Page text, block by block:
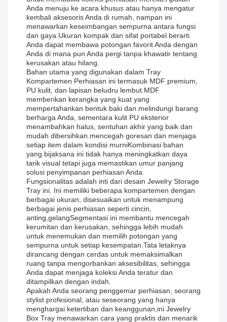
Anda menuju ke acara khusus atau hanya mengatur
kembali aksesoris Anda di rumah, nampan ini
menawarkan keseimbangan sempurna antara fungsi
dan gaya.Ukuran kompak dan sifat portabel berarti
Anda dapat membawa potongan favorit Anda dengan
Anda di mana pun Anda pergi tanpa khawatir tentang
kerusakan atau hilang.
Bahan utama yang digunakan dalam Tray
Kompartemen Perhiasan ini termasuk MDF premium,
PU kulit, dan lapisan beludru lembut.MDF
memberikan kerangka yang kuat yang
mempertahankan bentuk baki dan melindungi barang
berharga Anda, sementara kulit PU eksterior
menambahkan halus, sentuhan akhir yang baik dan
mudah dibersihkan.mencegah goresan dan menjaga
setiap item dalam kondisi murniKombinasi bahan
yang bijaksana ini tidak hanya meningkatkan daya
tarik visual tetapi juga memastikan umur panjang
solusi penyimpanan perhiasan Anda.
Fungsionalitas adalah inti dari desain Jewelry Storage
Tray ini. Ini memiliki beberapa kompartemen dengan
berbagai ukuran, disesuaikan untuk menampung
berbagai jenis perhiasan seperti cincin,
anting,gelangSegmentasi ini membantu mencegah
kerumitan dan kerusakan, sehingga lebih mudah
untuk menemukan dan memilih potongan yang
sempurna untuk setiap kesempatan.Tata letaknya
dirancang dengan cerdas untuk memaksimalkan
ruang tanpa mengorbankan aksesibilitas, sehingga
Anda dapat menjaga koleksi Anda teratur dan
ditampilkan dengan indah.
Apakah Anda seorang penggemar perhiasan, seorang
stylist profesional, atau seseorang yang hanya
menghargai ketertiban dan keanggunan,ini Jewelry
Box Tray menawarkan cara yang praktis dan menarik